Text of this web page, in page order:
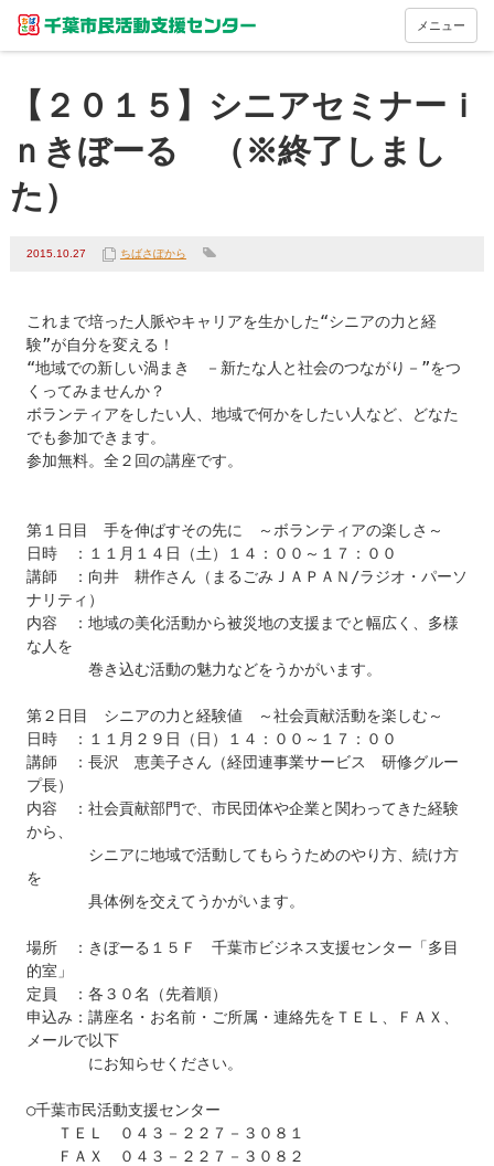
メニュー
【２０１５】シニアセミナーｉ
ｎきぼーる （※終了しまし
た）
2015.10.27 ちばさぽから
これまで培った人脈やキャリアを生かした“シニアの力と経
験”が自分を変える！
“地域での新しい渦まき　－新たな人と社会のつながり－”をつ
くってみませんか？
ボランティアをしたい人、地域で何かをしたい人など、どなた
でも参加できます。
参加無料。全２回の講座です。
第１日目　手を伸ばすその先に　～ボランティアの楽しさ～
日時　：１１月１４日（土）１４：００～１７：００
講師　：向井　耕作さん（まるごみＪＡＰＡＮ/ラジオ・パーソ
ナリティ）
内容　：地域の美化活動から被災地の支援までと幅広く、多様
な人を
巻き込む活動の魅力などをうかがいます。
第２日目　シニアの力と経験値　～社会貢献活動を楽しむ～
日時　：１１月２９日（日）１４：００～１７：００
講師　：長沢　恵美子さん（経団連事業サービス　研修グルー
プ長）
内容　：社会貢献部門で、市民団体や企業と関わってきた経験
から、
シニアに地域で活動してもらうためのやり方、続け方
を
具体例を交えてうかがいます。
場所　：きぼーる１５Ｆ　千葉市ビジネス支援センター「多目
的室」
定員　：各３０名（先着順）
申込み：講座名・お名前・ご所属・連絡先をＴＥＬ、ＦＡＸ、
メールで以下
にお知らせください。
○千葉市民活動支援センター
ＴＥＬ　０４３－２２７－３０８１
ＦＡＸ　０４３－２２７－３０８２